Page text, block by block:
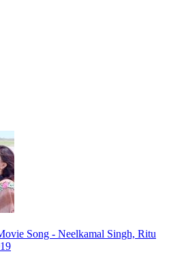
Song - Neelkamal Singh, Ritu